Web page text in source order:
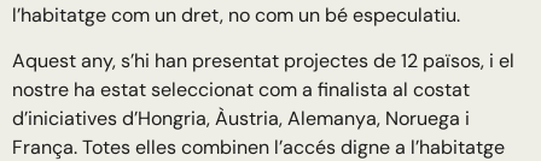
l’habitatge com un dret, no com un bé especulatiu.
Aquest any, s’hi han presentat projectes de 12 països, i el
nostre ha estat seleccionat com a finalista al costat
d’iniciatives d’Hongria, Àustria, Alemanya, Noruega i
França. Totes elles combinen l’accés digne a l’habitatge